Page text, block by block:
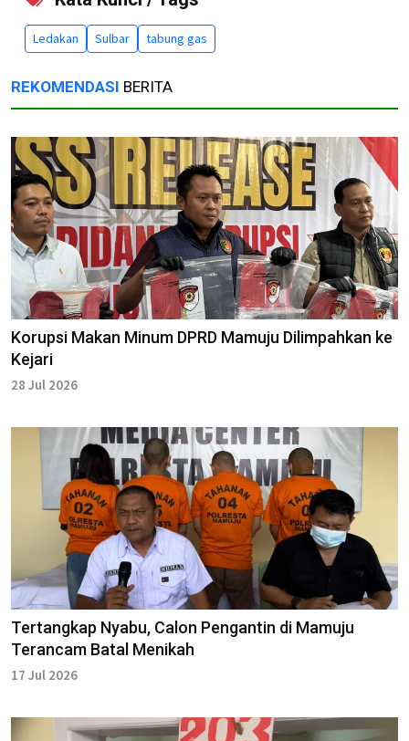
Ledakan Sulbar tabung gas
REKOMENDASI BERITA
Korupsi Makan Minum DPRD Mamuju Dilimpahkan ke
Kejari
28 Jul 2026
Tertangkap Nyabu, Calon Pengantin di Mamuju
Terancam Batal Menikah
17 Jul 2026